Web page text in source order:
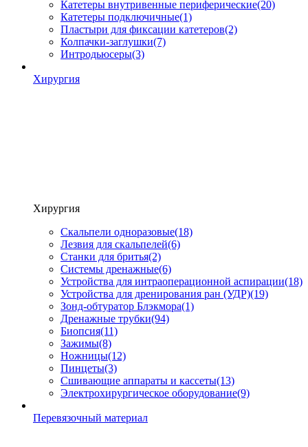
Катетеры внутривенные периферические(20)
Катетеры подключичные(1)
Пластыри для фиксации катетеров(2)
Колпачки-заглушки(7)
Интродьюсеры(3)
Хирургия
Хирургия
Скальпели одноразовые(18)
Лезвия для скальпелей(6)
Станки для бритья(2)
Системы дренажные(6)
Устройства для интраоперационной аспирации(18)
Устройства для дренирования ран (УДР)(19)
Зонд-обтуратор Блэкмора(1)
Дренажные трубки(94)
Биопсия(11)
Зажимы(8)
Ножницы(12)
Пинцеты(3)
Сшивающие аппараты и кассеты(13)
Электрохирургическое оборудование(9)
Перевязочный материал